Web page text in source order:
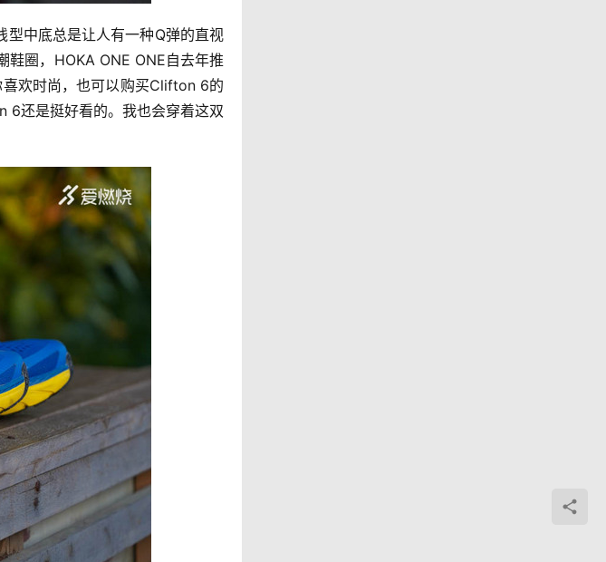
中底总是让人有一种Q弹的直视
圈， HOKA ONE ONE自去年推
喜欢时尚，也可以购买Clifton 6的
6还是挺好看的。我也会穿着这双